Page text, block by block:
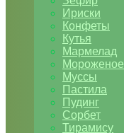
Ириски
Конфеты
Кутья
Мармелад
Мороженое
Муссы
Пастила
Пудинг
Сорбет
Тирамису